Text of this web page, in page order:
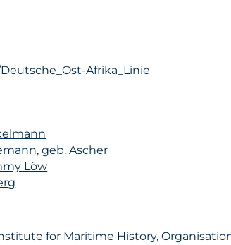
Afrika_Linie
geb. Ascher
Löw
for Maritime History,